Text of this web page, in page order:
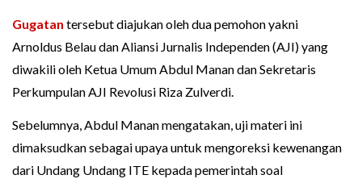
Gugatan tersebut diajukan oleh dua pemohon yakni
Arnoldus Belau dan Aliansi Jurnalis Independen (AJI) yang
diwakili oleh Ketua Umum Abdul Manan dan Sekretaris
Perkumpulan AJI Revolusi Riza Zulverdi.
Sebelumnya, Abdul Manan mengatakan, uji materi ini
dimaksudkan sebagai upaya untuk mengoreksi kewenangan
dari Undang Undang ITE kepada pemerintah soal